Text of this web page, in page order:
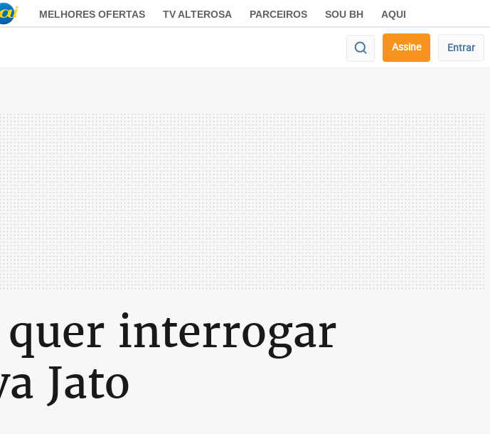
MELHORES OFERTAS TV ALTEROSA PARCEIROS SOU BH AQUI
Assine Entrar
quer interrogar
Jato